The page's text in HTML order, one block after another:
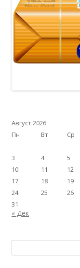
Август 2026
Пн
Вт Ср
3
4 5
10
11 12
17
18 19
24
25 26
31
« Дек